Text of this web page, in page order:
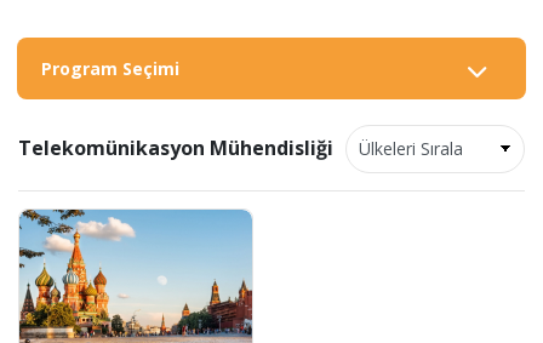
Program Seçimi
Telekomünikasyon Mühendisliği